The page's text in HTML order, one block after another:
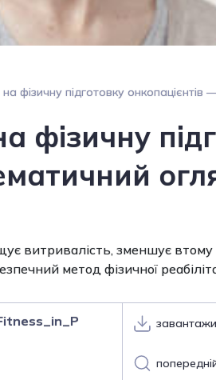
фізичну підготовку онкопацієнтів
фізичну
витривалість, зменшує
метод фізичної